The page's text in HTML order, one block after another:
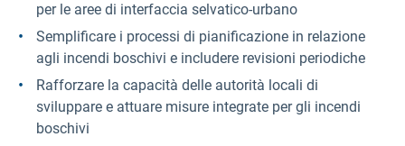
per le aree di interfaccia selvatico-urbano
Semplificare i processi di pianificazione in relazione
agli incendi boschivi e includere revisioni periodiche
Rafforzare la capacità delle autorità locali di
sviluppare e attuare misure integrate per gli incendi
boschivi